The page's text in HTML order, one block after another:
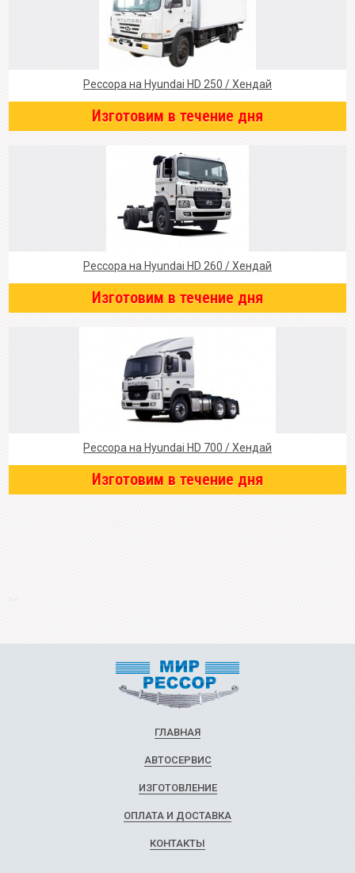
Рессора на Hyundai HD 250 / Хендай
Изготовим в течение дня
Рессора на Hyundai HD 260 / Хендай
Изготовим в течение дня
Рессора на Hyundai HD 700 / Хендай
Изготовим в течение дня
ГЛАВНАЯ
АВТОСЕРВИС
ИЗГОТОВЛЕНИЕ
ОПЛАТА И ДОСТАВКА
КОНТАКТЫ